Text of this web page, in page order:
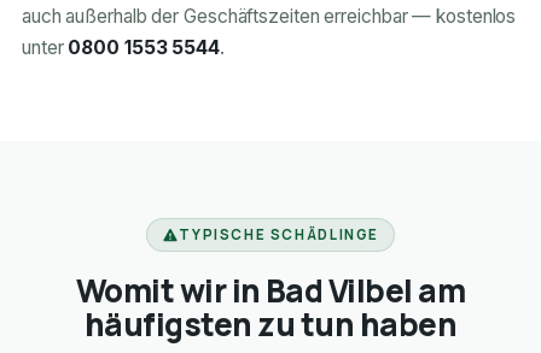
auch außerhalb der Geschäftszeiten erreichbar — kostenlos
unter 0800 1553 5544.
TYPISCHE SCHÄDLINGE
Womit wir in Bad Vilbel am
häufigsten zu tun haben